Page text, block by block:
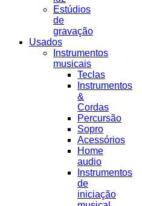
Estúdios
de
gravação
Usados
Instrumentos
musicais
Teclas
Instrumentos
&
Cordas
Percursão
Sopro
Acessórios
Home
audio
Instrumentos
de
iniciação